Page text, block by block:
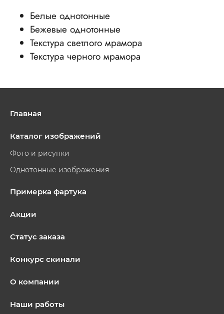
Белые однотонные
Бежевые однотонные
Текстура светлого мрамора
Текстура черного мрамора
Главная
Каталог изображений
Фото и рисунки
Однотонные изображения
Примерка фартука
Акции
Статус заказа
Конкурс скинали
О компании
Наши работы